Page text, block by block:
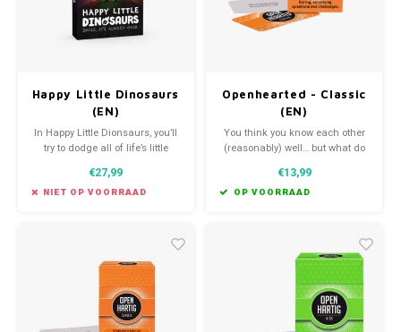
Happy Little Dinosaurs
(EN)
In Happy Little Dionsaurs, you’ll
try to dodge all of life’s little
€27,99
NIET OP VOORRAAD
Openhearted - Classic
(EN)
You think you know each other
(reasonably) well… but what do
other? With this challenging
game, friends and family get to
€13,99
OP VOORRAAD